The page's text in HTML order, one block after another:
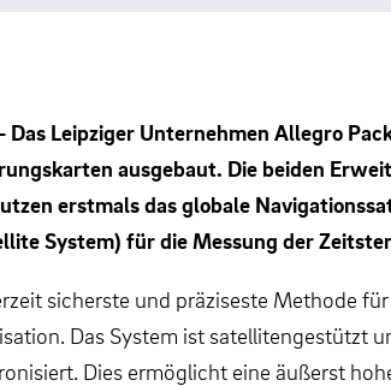
Das Leipziger Unternehmen Allegro
ausgebaut. Die beiden
erstmals das globale
System) für die Messung der
sicherste und präziseste Methode
Das System ist satellitengestützt
Dies ermöglicht eine äußerst